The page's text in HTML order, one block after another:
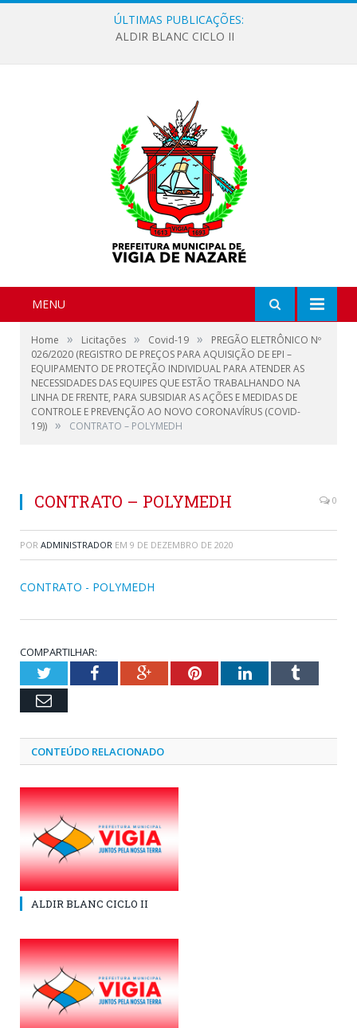
ÚLTIMAS PUBLICAÇÕES:
ALDIR BLANC CICLO II
MENU
Home » Licitações » Covid-19 »
PREGÃO ELETRÔNICO Nº
026/2020 (REGISTRO DE PREÇOS PARA AQUISIÇÃO DE EPI –
EQUIPAMENTO DE PROTEÇÃO INDIVIDUAL PARA ATENDER AS
NECESSIDADES DAS EQUIPES QUE ESTÃO TRABALHANDO NA
LINHA DE FRENTE, PARA SUBSIDIAR AS AÇÕES E MEDIDAS DE
CONTROLE E PREVENÇÃO AO NOVO CORONAVÍRUS (COVID-
19)) » CONTRATO – POLYMEDH
CONTRATO – POLYMEDH 0
POR ADMINISTRADOR EM 9 DE DEZEMBRO DE 2020
CONTRATO - POLYMEDH
COMPARTILHAR:
TwitterFacebookGoogle+PinterestLinkedInTumblr
Email
CONTEÚDO RELACIONADO
ALDIR BLANC CICLO II